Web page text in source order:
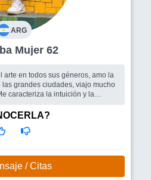
ARG
Córdoba Mujer 62
arte en todos sus géneros, amo la
grandes ciudades, viajo mucho
caracteriza la intuición y la
compañero de vida.
/ Citas